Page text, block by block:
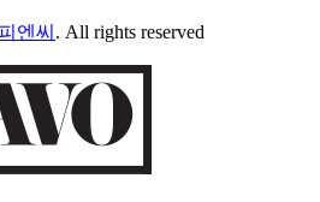
엔씨 . All rights reserved